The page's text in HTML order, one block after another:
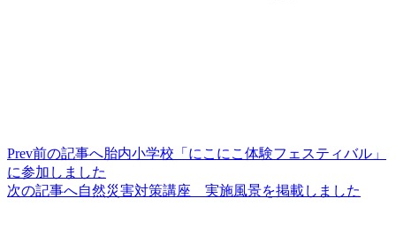
Prev前の記事へ胎内小学校「にこにこ体験フェスティバル」
に参加しました
次の記事へ自然災害対策講座 実施風景を掲載しました